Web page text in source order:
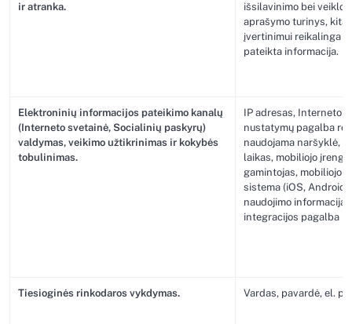
ir atranka.
išsilavinimo bei
aprašymo turinys, kita
įvertinimui reikalinga
pateikta informacija.
Elektroninių informacijos pateikimo kanalų
(Interneto svetainė, Socialinių paskyrų)
valdymas, veikimo užtikrinimas ir kokybės
tobulinimas.
IP adresas, Interneto
nustatymų pagalba
naudojama naršyklė,
laikas, mobiliojo
gamintojas, mobiliojo
sistema (iOS,
naudojimo
integracijos pagalba
Tiesioginės rinkodaros vykdymas. Vardas, pavardė, el.